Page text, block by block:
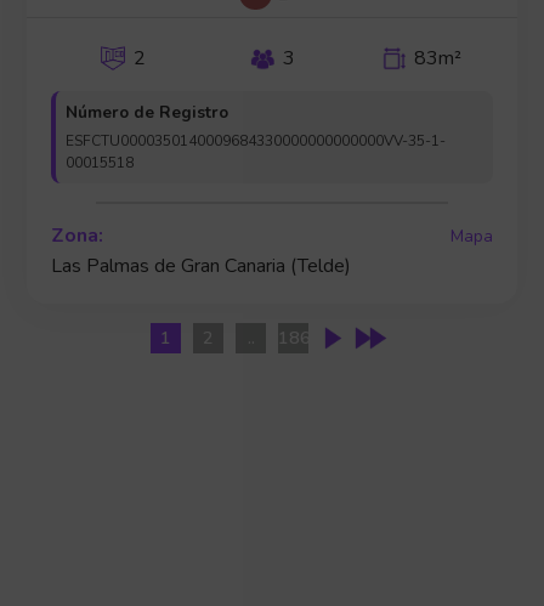
2 3 83m²
Número de Registro
ESFCTU0000350140009684330000000000000VV-35-1-
00015518
Zona: Mapa
Las Palmas de Gran Canaria (Telde)
1 2 186